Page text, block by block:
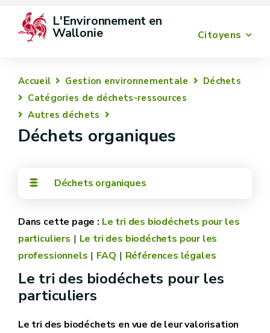
Citoyens
L'Environnement en
Wallonie
Accueil Gestion environnementale
Déchets
Catégories de déchets-ressources
Autres déchets
Déchets organiques
Déchets organiques
Le tri des biodéchets pour les
particuliers
Le tri des biodéchets pour les
professionnels
FAQ Références légales
Le tri des biodéchets pour les
particuliers
Le tri des biodéchets en vue de leur valorisation